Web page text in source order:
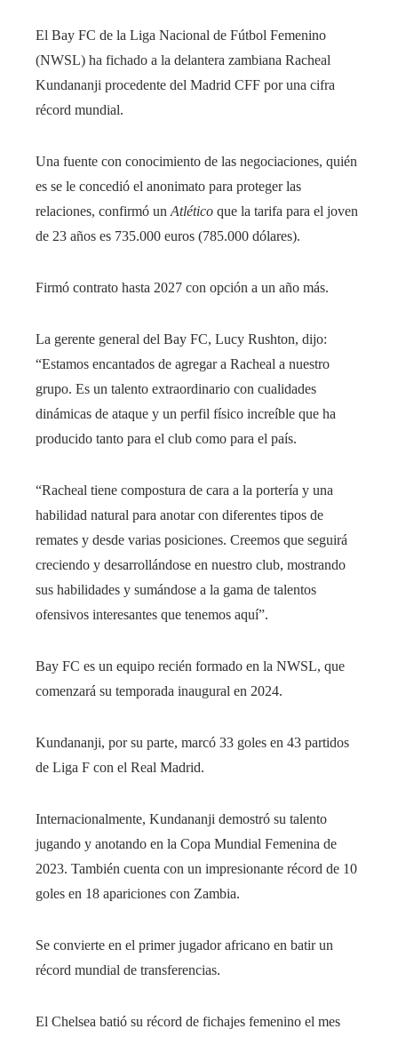
El Bay FC de la Liga Nacional de Fútbol Femenino
(NWSL) ha fichado a la delantera zambiana Racheal
Kundananji procedente del Madrid CFF por una cifra
récord mundial.
Una fuente con conocimiento de las negociaciones, quién
es se le concedió el anonimato para proteger las
relaciones, confirmó un Atlético que la tarifa para el joven
de 23 años es 735.000 euros (785.000 dólares).
Firmó contrato hasta 2027 con opción a un año más.
La gerente general del Bay FC, Lucy Rushton, dijo:
“Estamos encantados de agregar a Racheal a nuestro
grupo. Es un talento extraordinario con cualidades
dinámicas de ataque y un perfil físico increíble que ha
producido tanto para el club como para el país.
“Racheal tiene compostura de cara a la portería y una
habilidad natural para anotar con diferentes tipos de
remates y desde varias posiciones. Creemos que seguirá
creciendo y desarrollándose en nuestro club, mostrando
sus habilidades y sumándose a la gama de talentos
ofensivos interesantes que tenemos aquí”.
Bay FC es un equipo recién formado en la NWSL, que
comenzará su temporada inaugural en 2024.
Kundananji, por su parte, marcó 33 goles en 43 partidos
de Liga F con el Real Madrid.
Internacionalmente, Kundananji demostró su talento
jugando y anotando en la Copa Mundial Femenina de
2023. También cuenta con un impresionante récord de 10
goles en 18 apariciones con Zambia.
Se convierte en el primer jugador africano en batir un
récord mundial de transferencias.
El Chelsea batió su récord de fichajes femenino el mes